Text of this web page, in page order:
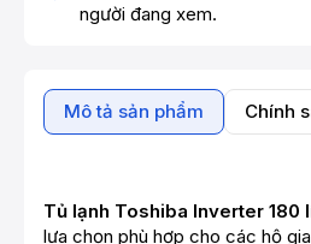
người đang xem.
Mô tả sản phẩm Chính
Tủ lạnh Toshiba Inverter 180
lựa chọn phù hợp cho các hộ